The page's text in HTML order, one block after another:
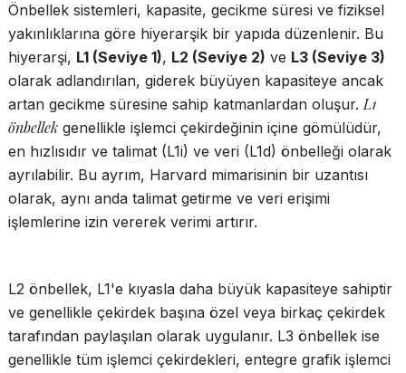
Önbellek sistemleri, kapasite, gecikme süresi ve fiziksel
yakınlıklarına göre hiyerarşik bir yapıda düzenlenir. Bu
hiyerarşi, L1 (Seviye 1), L2 (Seviye 2) ve L3 (Seviye 3)
olarak adlandırılan, giderek büyüyen kapasiteye ancak
artan gecikme süresine sahip katmanlardan oluşur.L1
önbellek genellikle işlemci çekirdeğinin içine gömülüdür,
en hızlısıdır ve talimat (L1i) ve veri (L1d) önbelleği olarak
ayrılabilir. Bu ayrım, Harvard mimarisinin bir uzantısı
olarak, aynı anda talimat getirme ve veri erişimi
işlemlerine izin vererek verimi artırır.
L2 önbellek, L1'e kıyasla daha büyük kapasiteye sahiptir
ve genellikle çekirdek başına özel veya birkaç çekirdek
tarafından paylaşılan olarak uygulanır. L3 önbellek ise
genellikle tüm işlemci çekirdekleri, entegre grafik işlemci